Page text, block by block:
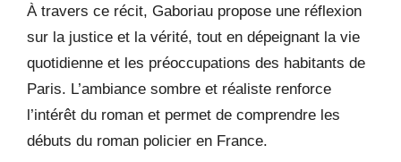
À travers ce récit, Gaboriau propose une réflexion
sur la justice et la vérité, tout en dépeignant la vie
quotidienne et les préoccupations des habitants de
Paris. L’ambiance sombre et réaliste renforce
l’intérêt du roman et permet de comprendre les
débuts du roman policier en France.